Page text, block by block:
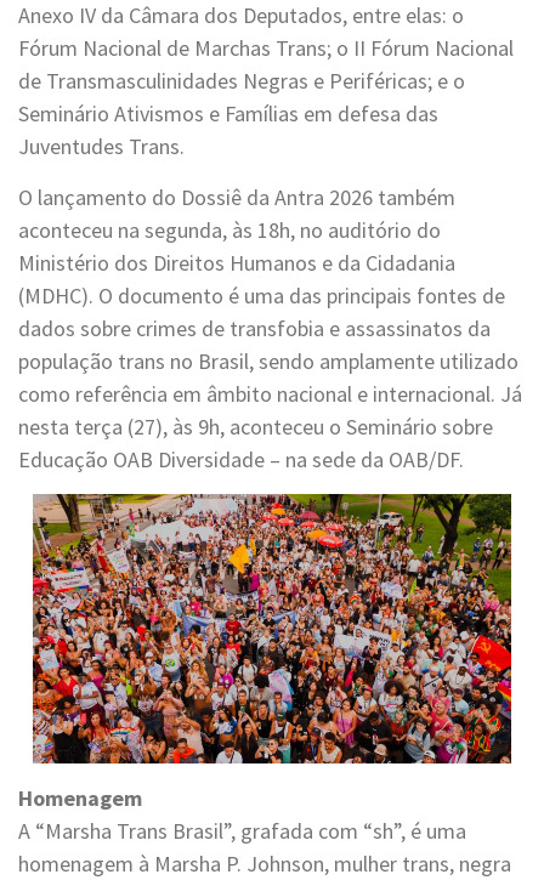
Anexo IV da Câmara dos Deputados, entre elas: o
Fórum Nacional de Marchas Trans; o II Fórum Nacional
de Transmasculinidades Negras e Periféricas; e o
Seminário Ativismos e Famílias em defesa das
Juventudes Trans.
O lançamento do Dossiê da Antra 2026 também
aconteceu na segunda, às 18h, no auditório do
Ministério dos Direitos Humanos e da Cidadania
(MDHC). O documento é uma das principais fontes de
dados sobre crimes de transfobia e assassinatos da
população trans no Brasil, sendo amplamente utilizado
como referência em âmbito nacional e internacional. Já
nesta terça (27), às 9h, aconteceu o Seminário sobre
Educação OAB Diversidade – na sede da OAB/DF.
Homenagem
A “Marsha Trans Brasil”, grafada com “sh”, é uma
homenagem à Marsha P. Johnson, mulher trans, negra